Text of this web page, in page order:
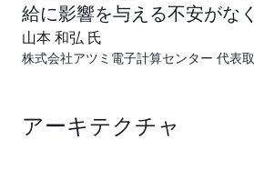
給に影響を与える不安がな
山本 和弘 氏
株式会社アツミ電子計算センター 代表
アーキテクチャ